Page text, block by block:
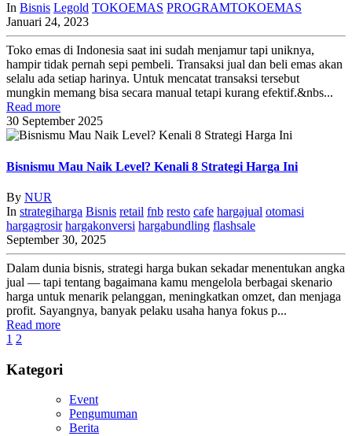
In Bisnis Legold TOKOEMAS PROGRAMTOKOEMAS
Januari 24, 2023
Toko emas di Indonesia saat ini sudah menjamur tapi uniknya,
hampir tidak pernah sepi pembeli. Transaksi jual dan beli emas akan
selalu ada setiap harinya. Untuk mencatat transaksi tersebut
mungkin memang bisa secara manual tetapi kurang efektif.&nbs...
Read more
30 September2025
Bisnismu Mau Naik Level? Kenali 8 Strategi Harga Ini
By NUR
In strategiharga Bisnis retail fnb resto cafe hargajual otomasi
hargagrosir hargakonversi hargabundling flashsale
September 30, 2025
Dalam dunia bisnis, strategi harga bukan sekadar menentukan angka
jual — tapi tentang bagaimana kamu mengelola berbagai skenario
harga untuk menarik pelanggan, meningkatkan omzet, dan menjaga
profit. Sayangnya, banyak pelaku usaha hanya fokus p...
Read more
1 2
Kategori
Event
Pengumuman
Berita